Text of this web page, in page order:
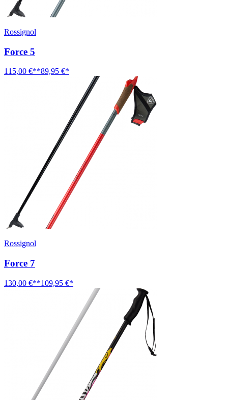
Rossignol
Force 5
115,00 €**89,95 €*
Rossignol
Force 7
130,00 €**109,95 €*